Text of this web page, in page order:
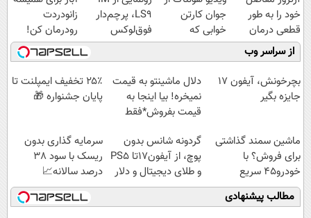
خود را به طور
قطعی درمان
کنید!
◗پرسش‌نامه◖
جوان کارتن
خوابی که
میلیاردر شد.
آموزش رایگان
LS9، پرچم‌دار
فوق‌لوکس
EREV وارد بازار
ایران شد
زانودردت
رودرمان کن!
(تکنولوژی آلمان)
◂پرسشنامه▸
از سراسر وب
بچرخونش، آیفون 17
جایزه بگیر
دلال ماشینتو به قیمت
نمیخره! بیا اینجا به
قیمت بفروش*فقط
۲۵٪ تخفیف ایمپلنت تا
پایان جشنواره 🎁
ماشین سمند گذاشتی
برای فروش؟ با
خودرو45 سریع
بفروش
گردونه شانس بدون
پوچ، از آیفون17تا PS5
و طلای دیجیتال و دلار
🔥
سرمایه گذاری بدون
ریسک با سود 38
درصد سالانه📈
مطالب پیشنهادی